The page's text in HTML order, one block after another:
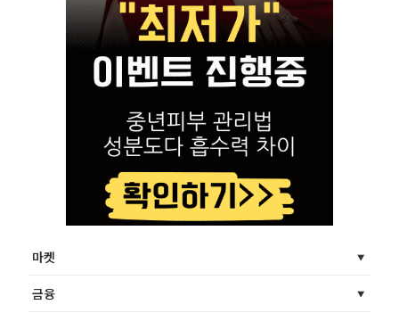
마켓
금융